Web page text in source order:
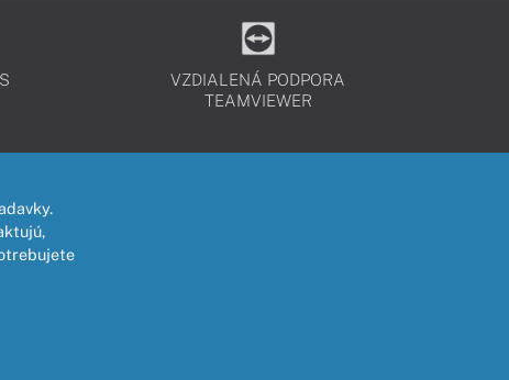
VZDIALENÁ PODPORA
TEAMVIEWER